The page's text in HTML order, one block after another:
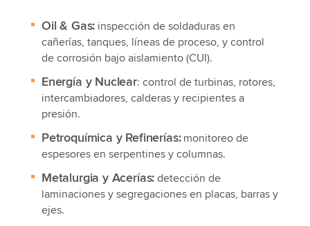
Oil & Gas: inspección de soldaduras en
cañerías, tanques, líneas de proceso, y control
de corrosión bajo aislamiento (CUI).
Energía y Nuclear: control de turbinas, rotores,
intercambiadores, calderas y recipientes a
presión.
Petroquímica y Refinerías:monitoreo de
espesores en serpentines y columnas.
Metalurgia y Acerías: detección de
laminaciones y segregaciones en placas, barras y
ejes.